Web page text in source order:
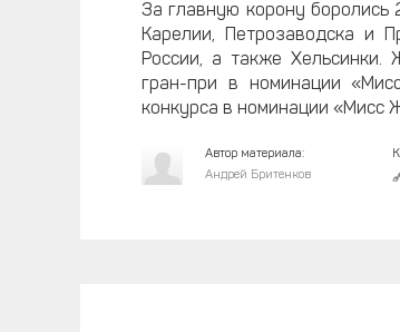
За главную корону боролись
Карелии, Петрозаводска и
России, а также Хельсинки.
гран-при в номинации
конкурса в номинации «Мисс
Автор материала:
Андрей Бритенков